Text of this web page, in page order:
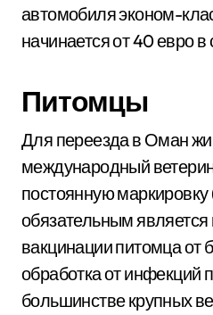
автомобиля эконом-
начинается от 40 евро в
Питомцы
Для переезда в Оман
международный
постоянную маркировку
обязательным
вакцинации питомца от
обработка от инфекций
большинстве крупных